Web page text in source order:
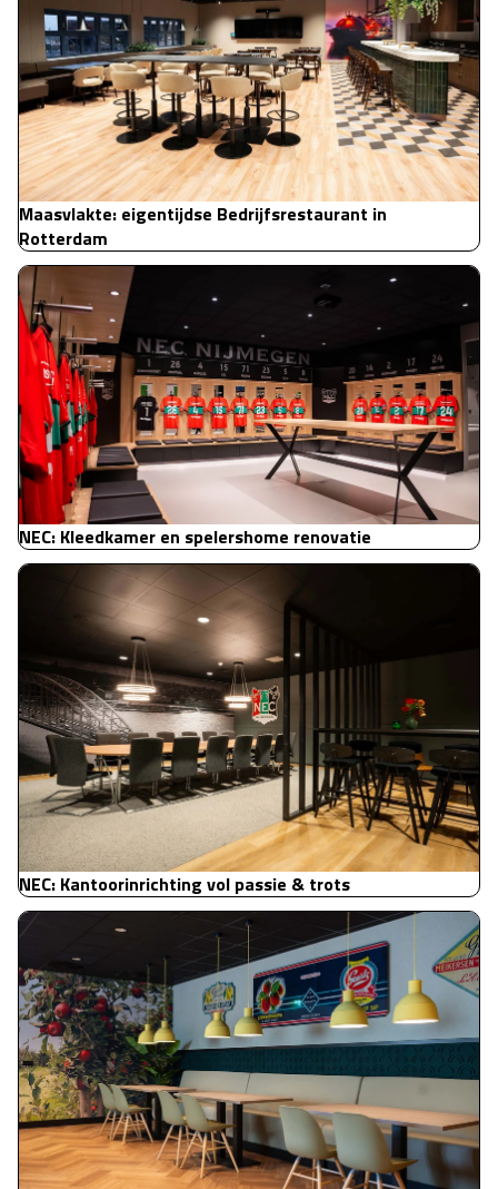
Maasvlakte: eigentijdse Bedrijfsrestaurant in
Rotterdam
NEC: Kleedkamer en spelershome renovatie
NEC: Kleedkamer en spelershome renovatie
NEC: Kantoorinrichting vol passie & trots
NEC: Kantoorinrichting vol passie & trots
Geurts Conservenfabriek: praktische en toekomstbestendige